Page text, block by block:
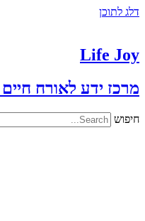
דלג לתוכן
Life Joy
מרכז ידע לאורח חיים בריא -
חיפוש